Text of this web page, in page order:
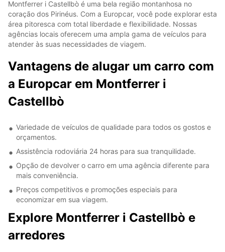
Montferrer i Castellbò é uma bela região montanhosa no
coração dos Pirinéus. Com a Europcar, você pode explorar esta
área pitoresca com total liberdade e flexibilidade. Nossas
agências locais oferecem uma ampla gama de veículos para
atender às suas necessidades de viagem.
Vantagens de alugar um carro com
a Europcar em Montferrer i
Castellbò
Variedade de veículos de qualidade para todos os gostos e
orçamentos.
Assistência rodoviária 24 horas para sua tranquilidade.
Opção de devolver o carro em uma agência diferente para
mais conveniência.
Preços competitivos e promoções especiais para
economizar em sua viagem.
Explore Montferrer i Castellbò e
arredores